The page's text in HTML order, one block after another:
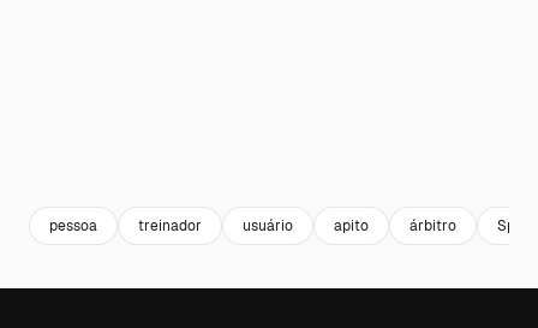
pessoa treinador usuário apito árbitro Sport